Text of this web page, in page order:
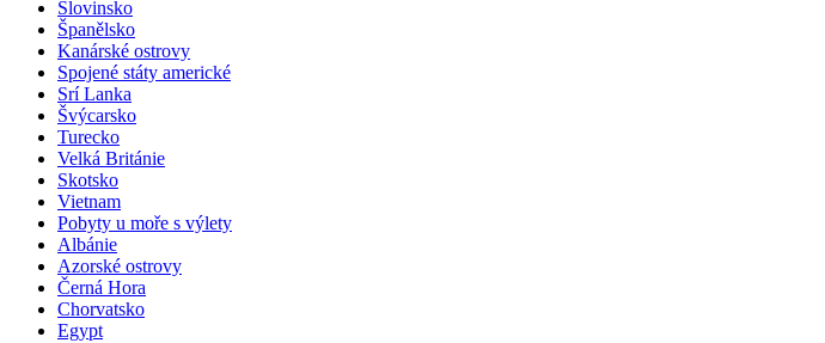
Slovinsko
Španělsko
Kanárské ostrovy
Spojené státy americké
Srí Lanka
Švýcarsko
Turecko
Velká Británie
Skotsko
Vietnam
Pobyty u moře s výlety
Albánie
Azorské ostrovy
Černá Hora
Chorvatsko
Egypt